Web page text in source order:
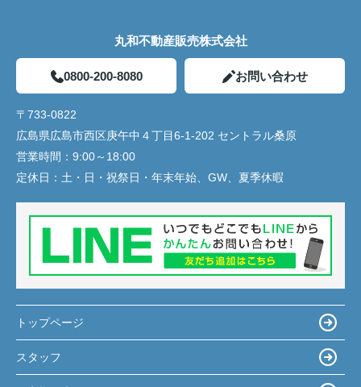
丸和不動産販売株式会社
0800-200-8080 お問い合わせ
〒733-0822
広島県広島市西区庚午中４丁目6-1-202 セントラル桑原
営業時間： 9:00～18:00
定休日： 土・日・祝祭日・年末年始、GW、夏季休暇
トップページ
スタッフ